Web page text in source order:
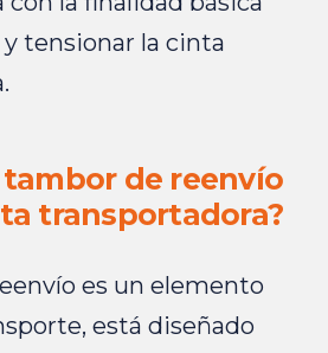
tensionar la cinta
tambor de reenvío
transportadora?
es un elemento
está diseñado